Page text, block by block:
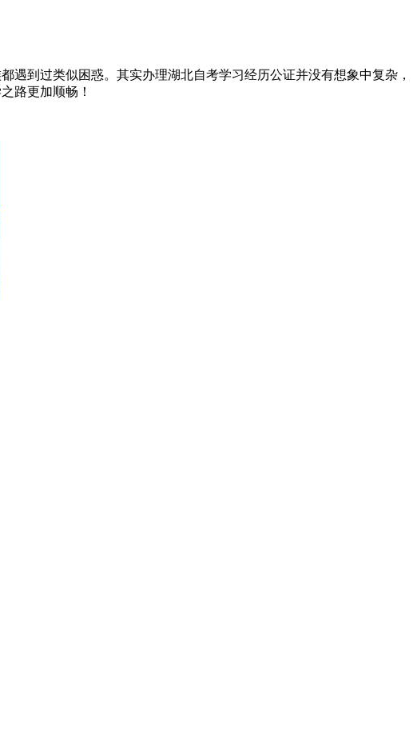
到过类似困惑。其实办理湖北自考学习经历公证并没有想象中复杂，
路更加顺畅！